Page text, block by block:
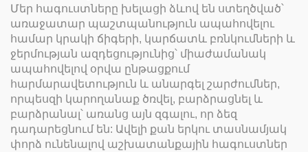
Մեր հագուստները խելացի ձևով են ստեղծված՝
առաջատար պաշտպանություն ապահովելու
համար կրակի ճիգերի, կարճատև բռնկումների և
ջերմության ազդեցությունից՝ միաժամանակ
ապահովելով օրվա ընթացքում
հարմարավետություն և անարգել շարժումներ,
որպեսզի կարողանաք ծռվել, բարձրացնել և
բարձրանալ՝ առանց այն զգալու, որ ձեզ
դադարեցնում են: Ավելի քան երկու տասնամյակ
փորձ ունենալով աշխատանքային հագուստներ